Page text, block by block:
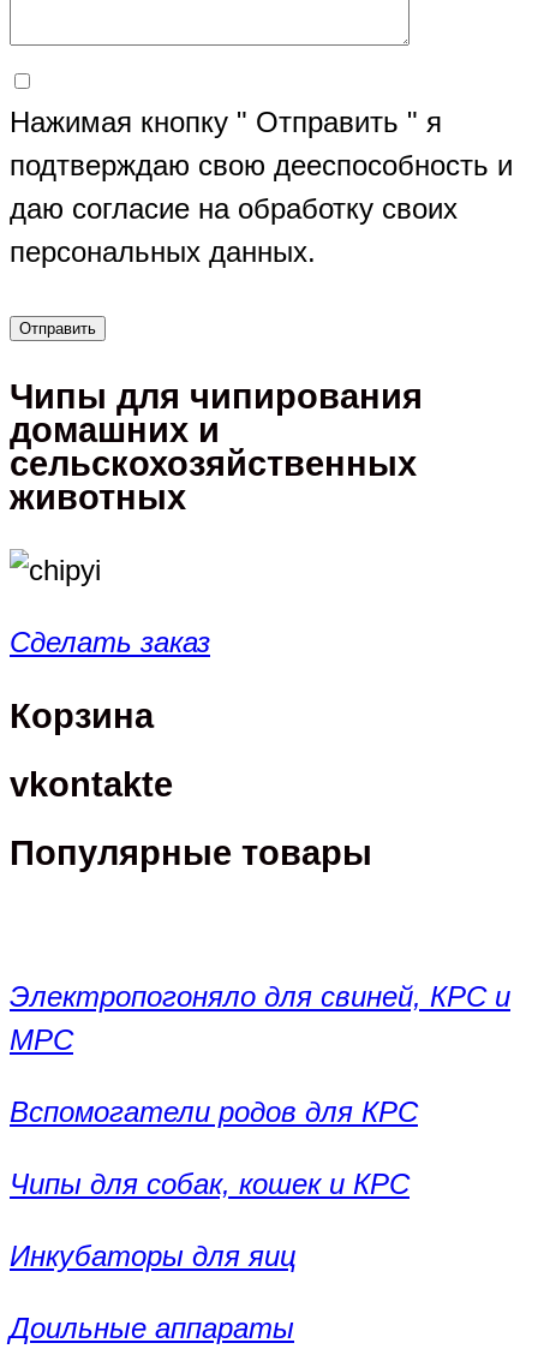
Нажимая кнопку " Отправить " я
подтверждаю свою дееспособность и
даю согласие на обработку своих
персональных данных.
Чипы для чипирования
домашних и
сельскохозяйственных
животных
Сделать заказ
Корзина
vkontakte
Популярные товары
Электропогоняло для свиней, КРС и
МРС
Вспомогатели родов для КРС
Чипы для собак, кошек и КРС
Инкубаторы для яиц
Доильные аппараты